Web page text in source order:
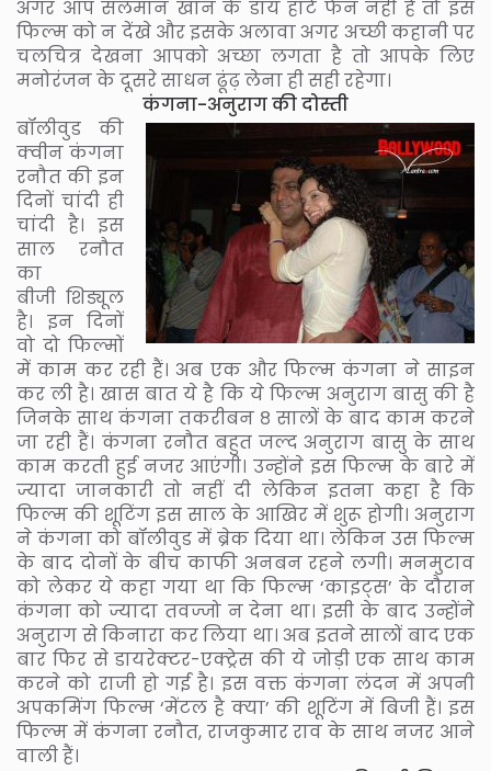
अगर आप सलमान खान के डाय हार्ट फैन नहीं हैं तो इस
फिल्म को न देंखे और इसके अलावा अगर अच्छी कहानी पर
चलचित्र देखना आपको अच्छा लगता है तो आपके लिए
मनोरंजन के दूसरे साधन ढूंढ़ लेना ही सही रहेगा।
कंगना-अनुराग की दोस्ती
बॉलीवुड की
क्वीन कंगना
रनौत की इन
दिनों चांदी ही
चांदी है। इस
साल रनौत
का
बीजी शिड्यूल
है। इन दिनों
वो दो फिल्मों
में काम कर रही हैं। अब एक और फिल्म कंगना ने साइन
कर ली है। खास बात ये है कि ये फिल्म अनुराग बासु की है
जिनके साथ कंगना तकरीबन ८ सालों के बाद काम करने
जा रही हैं। कंगना रनौत बहुत जल्द अनुराग बासु के साथ
काम करती हुई नजर आएंगी। उन्होंने इस फिल्म के बारे में
ज्यादा जानकारी तो नहीं दी लेकिन इतना कहा है कि
फिल्म की शूटिंग इस साल के आखिर में शुरू होगी। अनुराग
ने कंगना को बॉलीवुड में ब्रेक दिया था। लेकिन उस फिल्म
के बाद दोनों के बीच काफी अनबन रहने लगी। मनमुटाव
को लेकर ये कहा गया था कि फिल्म ‘काइट्स’ के दौरान
कंगना को ज्यादा तवज्जो न देना था। इसी के बाद उन्होंने
अनुराग से किनारा कर लिया था। अब इतने सालों बाद एक
बार फिर से डायरेक्टर-एक्ट्रेस की ये जोड़ी एक साथ काम
करने को राजी हो गई है। इस वक्त कंगना लंदन में अपनी
अपकमिंग फिल्म ‘मेंटल है क्या’ की शूटिंग में बिजी हैं। इस
फिल्म में कंगना रनौत, राजकुमार राव के साथ नजर आने
वाली हैं।